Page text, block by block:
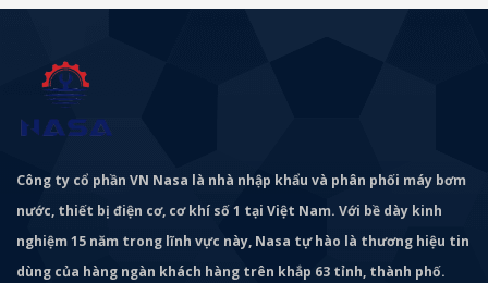
Công ty cổ phần VN Nasa là nhà nhập khẩu và phân phối máy bơm
nước, thiết bị điện cơ, cơ khí số 1 tại Việt Nam. Với bề dày kinh
nghiệm 15 năm trong lĩnh vực này, Nasa tự hào là thương hiệu tin
dùng của hàng ngàn khách hàng trên khắp 63 tỉnh, thành phố.